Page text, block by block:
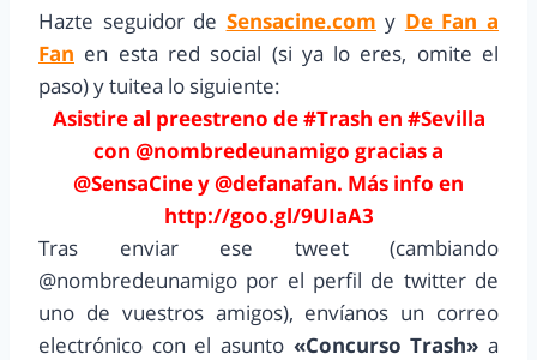
Hazte seguidor de Sensacine.com y De Fan a
Fan en esta red social (si ya lo eres, omite el
paso) y tuitea lo siguiente:
Asistire al preestreno de #Trash en #Sevilla
con @nombredeunamigo gracias a
@SensaCine y @defanafan. Más info en
http://goo.gl/9UIaA3
Tras enviar ese tweet (cambiando
@nombredeunamigo por el perfil de twitter de
uno de vuestros amigos), envíanos un correo
electrónico con el asunto «Concurso Trash» a